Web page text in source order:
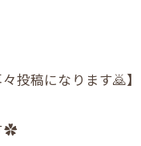
投稿になります🙇】
✿